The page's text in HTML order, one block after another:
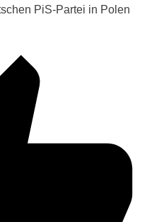
PiS-Partei in Polen